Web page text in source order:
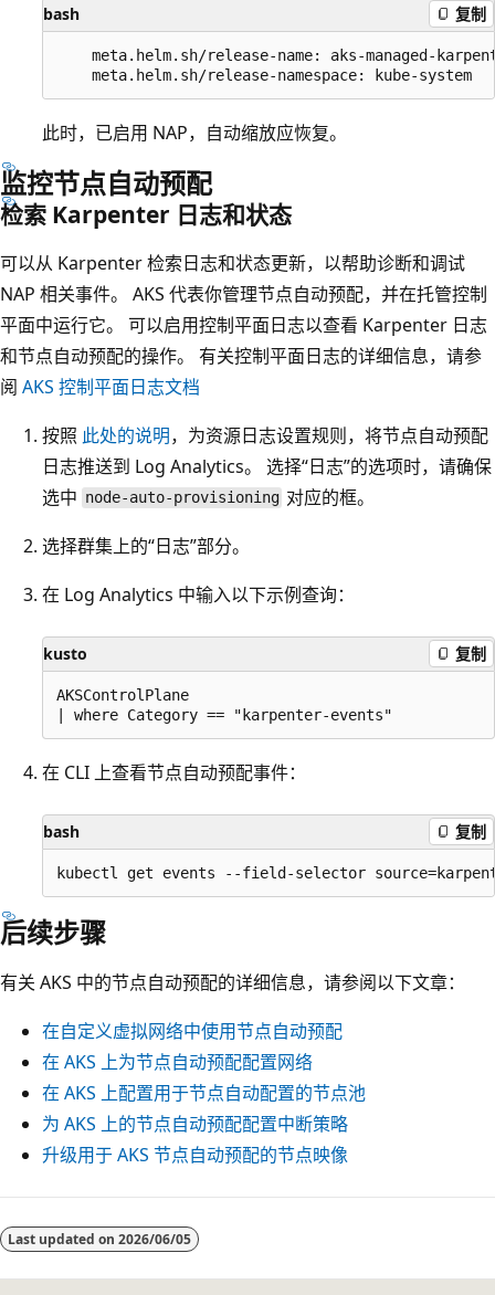
bash 复制
meta.helm.sh/release-name: aks-managed-
此时，已启用 NAP，自动缩放应恢复。
监控节点自动预配
检索 Karpenter 日志和状态
可以从 Karpenter 检索日志和状态更新，以帮助诊断和调试
NAP 相关事件。 AKS 代表你管理节点自动预配，并在托管控制
平面中运行它。 可以启用控制平面日志以查看 Karpenter 日志
和节点自动预配的操作。 有关控制平面日志的详细信息，请参
阅 AKS 控制平面日志文档
按照 此处的说明，为资源日志设置规则，将节点自动预配
日志推送到 Log Analytics。 选择“日志”的选项时，请确保
选中 node-auto-provisioning 对应的框。
选择群集上的“日志”部分。
在 Log Analytics 中输入以下示例查询：
kusto 复制
AKSControlPlane
在 CLI 上查看节点自动预配事件：
bash 复制
后续步骤
有关 AKS 中的节点自动预配的详细信息，请参阅以下文章：
在自定义虚拟网络中使用节点自动预配
在 AKS 上为节点自动预配配置网络
在 AKS 上配置用于节点自动配置的节点池
为 AKS 上的节点自动预配配置中断策略
升级用于 AKS 节点自动预配的节点映像
Last updated on 2026/06/05